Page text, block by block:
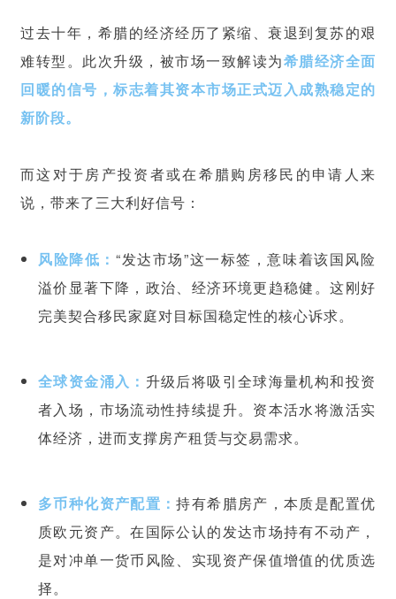
过去十年，希腊的经济经历了紧缩、衰退到复苏的艰
难转型。此次升级，被市场一致解读为希腊经济全面
回暖的信号，标志着其资本市场正式迈入成熟稳定的
新阶段。
而这对于房产投资者或在希腊购房移民的申请人来
说，带来了三大利好信号：
风险降低： “发达市场”这一标签，意味着该国风险
溢价显著下降，政治、经济环境更趋稳健。这刚好
完美契合移民家庭对目标国稳定性的核心诉求。
全球资金涌入： 升级后将吸引全球海量机构和投资
者入场，市场流动性持续提升。资本活水将激活实
体经济，进而支撑房产租赁与交易需求。
多币种化资产配置：持有希腊房产，本质是配置优
质欧元资产。在国际公认的发达市场持有不动产，
是对冲单一货币风险、实现资产保值增值的优质选
择。